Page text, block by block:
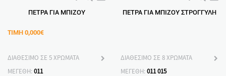
ΠΕΤΡΑ ΓΙΑ ΜΠΙΖΟΥ
ΤΙΜΗ 0,000€
ΔΙΑΘΕΣΙΜΟ ΣΕ 5 ΧΡΩΜΑΤΑ
ΜΕΓΕΘΗ: 011
ΠΕΤΡΑ ΓΙΑ ΜΠΙΖΟΥ ΣΤΡΟΓΓΥΛΗ
ΔΙΑΘΕΣΙΜΟ ΣΕ 8 ΧΡΩΜΑΤΑ
ΜΕΓΕΘΗ: 011015